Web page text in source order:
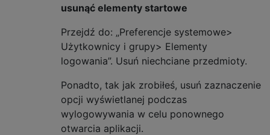
usunąć elementy startowe
Przejdź do: „Preferencje systemowe>
Użytkownicy i grupy> Elementy
logowania”. Usuń niechciane przedmioty.
Ponadto, tak jak zrobiłeś, usuń zaznaczenie
opcji wyświetlanej podczas
wylogowywania w celu ponownego
otwarcia aplikacji.